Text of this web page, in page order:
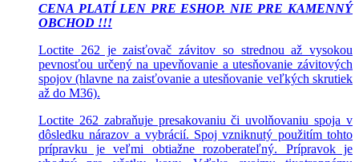
CENA PLATÍ LEN PRE ESHOP. NIE PRE KAMENNÝ
OBCHOD !!!
Loctite 262 je zaisťovač závitov so strednou až vysokou
pevnosťou určený na upevňovanie a utesňovanie závitových
spojov (hlavne na zaisťovanie a utesňovanie veľkých skrutiek
až do M36).
Loctite 262 zabraňuje presakovaniu či uvolňovaniu spoja v
dôsledku nárazov a vybrácií. Spoj vzniknutý použitím tohto
prípravku je veľmi obtiažne rozoberateľný. Prípravok je